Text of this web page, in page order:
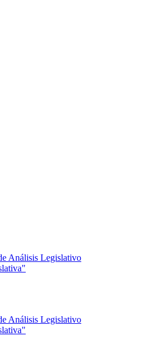
Análisis Legislativo
Análisis Legislativo